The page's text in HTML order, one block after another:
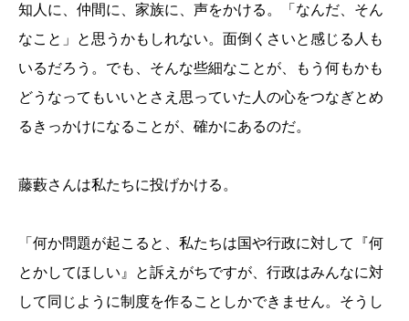
知人に、仲間に、家族に、声をかける。「なんだ、そん
なこと」と思うかもしれない。面倒くさいと感じる人も
いるだろう。でも、そんな些細なことが、もう何もかも
どうなってもいいとさえ思っていた人の心をつなぎとめ
るきっかけになることが、確かにあるのだ。
藤藪さんは私たちに投げかける。
「何か問題が起こると、私たちは国や行政に対して『何
とかしてほしい』と訴えがちですが、行政はみんなに対
して同じように制度を作ることしかできません。そうし